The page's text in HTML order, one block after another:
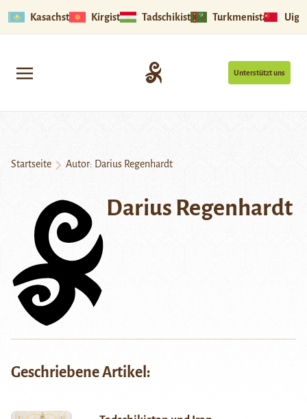
Kasachstan Kirgistan Tadschikistan Turkmenistan
Unterstützt uns
Startseite Autor: Darius Regenhardt
Darius Regenhardt
Geschriebene Artikel: